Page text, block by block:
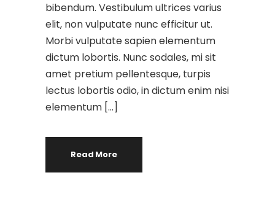
bibendum. Vestibulum ultrices varius
elit, non vulputate nunc efficitur ut.
Morbi vulputate sapien elementum
dictum lobortis. Nunc sodales, mi sit
amet pretium pellentesque, turpis
lectus lobortis odio, in dictum enim nisi
elementum […]
Read More